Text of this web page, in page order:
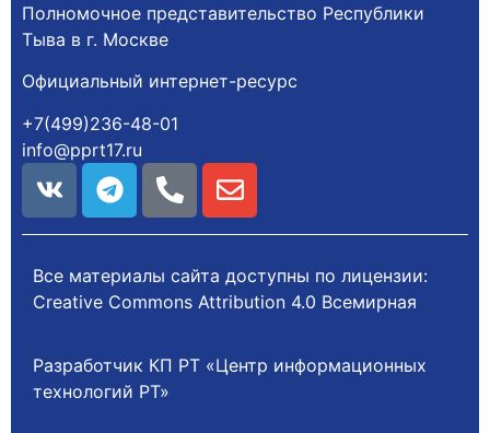
Полномочное представительство Республики
Тыва в г. Москве
Официальный интернет-ресурс
+7(499)236-48-01
info@pprt17.ru
Все материалы сайта доступны по лицензии:
Creative Commons Attribution 4.0 Всемирная
Разработчик КП РТ «Центр информационных
технологий РТ»